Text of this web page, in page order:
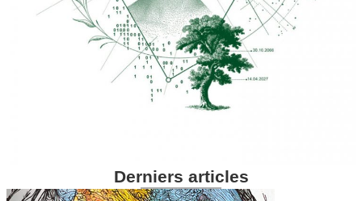
Derniers articles